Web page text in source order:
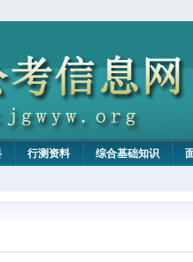
行测资料 综合基础知识